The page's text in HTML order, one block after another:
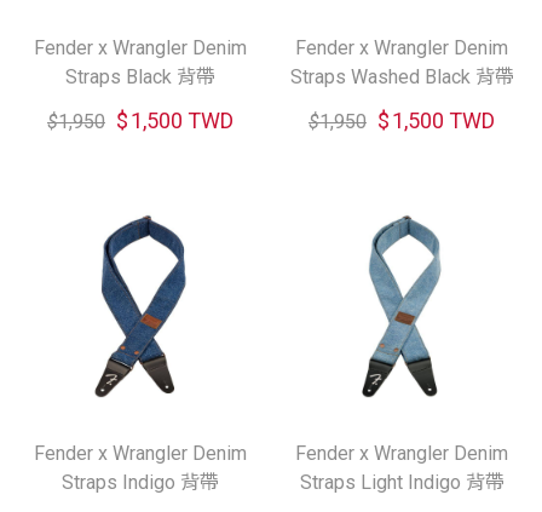
Fender x Wrangler Denim
Straps Black 背帶
$1,950 $1,500 TWD
Fender x Wrangler Denim
Straps Washed Black 背帶
$1,950 $1,500 TWD
Fender x Wrangler Denim
Straps Indigo 背帶
Fender x Wrangler Denim
Straps Light Indigo 背帶